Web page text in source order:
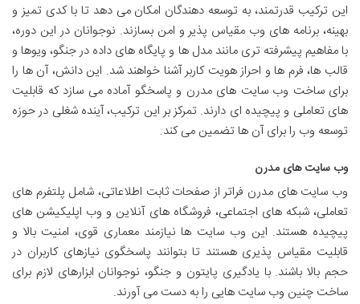
این ترکیب قدرتمند، به توسعه دهندگان امکان می دهد تا با کدی تمیز و
بهینه، برنامه های وب مقیاس پذیر و امن بسازند. نوجوانان در این دوره،
با مفاهیم پیشرفته تری مانند مدل ها و پایگاه های داده در جنگو، ویوها و
قالب ها، فرم ها و احراز هویت کاربر آشنا خواهند شد. این دانش، آن ها را
برای ساخت وب سایت های مدرن و پاسخگو آماده می سازد که قابلیت
های تعاملی و پیچیده ای دارند. تمرکز بر این ترکیب، آینده شغلی در حوزه
توسعه وب را برای آن ها تضمین می کند.
وب سایت های مدرن
وب سایت های مدرن فراتر از صفحات ثابت اطلاعاتی، شامل پلتفرم های
تعاملی، شبکه های اجتماعی، فروشگاه های آنلاین و وب اپلیکیشن های
پیچیده هستند. این وب سایت ها نیازمند معماری قوی، امنیت بالا و
قابلیت مقیاس پذیری هستند تا بتوانند پاسخگوی نیازهای کاربران در
حجم بالا باشند. با یادگیری پایتون و جنگو، نوجوانان ابزارهای لازم برای
ساخت چنین وب سایت هایی را به دست می آورند.